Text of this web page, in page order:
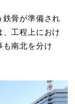
鉄骨が準備され
工程上におけ
も南北を分け